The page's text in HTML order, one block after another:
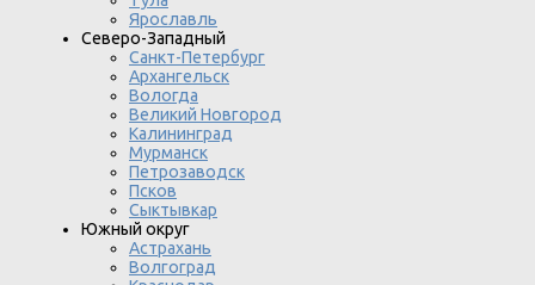
Ярославль
Северо-Западный
Санкт-Петербург
Архангельск
Вологда
Великий Новгород
Калининград
Мурманск
Петрозаводск
Псков
Сыктывкар
Южный округ
Астрахань
Волгоград